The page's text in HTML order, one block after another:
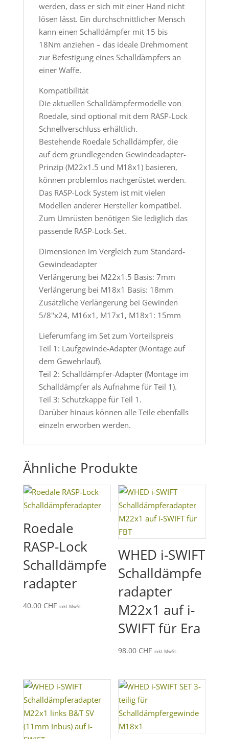
werden, dass er sich mit einer Hand nicht
lösen lässt. Ein durchschnittlicher Mensch
kann einen Schalldämpfer mit 15 bis
18Nm anziehen – das ideale Drehmoment
zur Befestigung eines Schalldämpfers an
einer Waffe.
Kompatibilität
Die aktuellen Schalldämpfermodelle von
Roedale, sind optional mit dem RASP-Lock
Schnellverschluss erhältlich.
Bestehende Roedale Schalldämpfer, die
auf dem grundlegenden Gewindeadapter-
Prinzip (M22x1.5 und M18x1) basieren,
können problemlos nachgerüstet werden.
Das RASP-Lock System ist mit vielen
Modellen anderer Hersteller kompatibel.
Zum Umrüsten benötigen Sie lediglich das
passende RASP-Lock-Set.
Dimensionen im Vergleich zum Standard-
Gewindeadapter
Verlängerung bei M22x1.5 Basis: 7mm
Verlängerung bei M18x1 Basis: 18mm
Zusätzliche Verlängerung bei Gewinden
5/8"x24, M16x1, M17x1, M18x1: 15mm
Lieferumfang im Set zum Vorteilspreis
Teil 1: Laufgewinde-Adapter (Montage auf
dem Gewehrlauf).
Teil 2: Schalldämpfer-Adapter (Montage im
Schalldämpfer als Aufnahme für Teil 1).
Teil 3: Schutzkappe für Teil 1.
Darüber hinaus können alle Teile ebenfalls
einzeln erworben werden.
Ähnliche Produkte
Roedale
RASP-Lock
Schalldämpfe
radapter
40.00 CHF inkl. MwSt.
WHED i-SWIFT
Schalldämpfe
radapter
M22x1 auf i-
SWIFT für Era
98.00 CHF inkl. MwSt.